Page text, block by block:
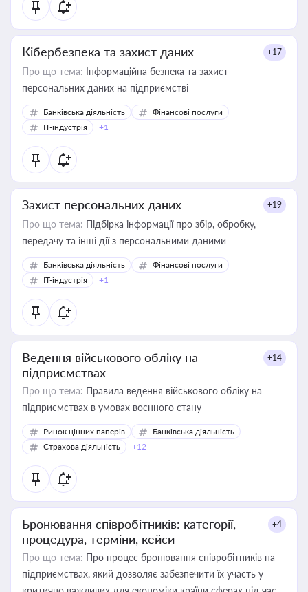
Кібербезпека та захист даних +17
Про що тема: Інформаційна безпека та захист
персональних даних на підприємстві
Банківська діяльність
Фінансові послуги
IT-індустрія
+1
Захист персональних даних +19
Про що тема: Підбірка інформації про збір, обробку,
передачу та інші дії з персональними даними
Банківська діяльність
Фінансові послуги
IT-індустрія
+1
Ведення військового обліку на
підприємствах
+14
Про що тема: Правила ведення військового обліку на
підприємствах в умовах воєнного стану
Ринок цінних паперів
Банківська діяльність
Страхова діяльність
+12
Бронювання співробітників: категорії,
процедура, терміни, кейси
+4
Про що тема: Про процес бронювання співробітників на
підприємствах, який дозволяє забезпечити їх участь у